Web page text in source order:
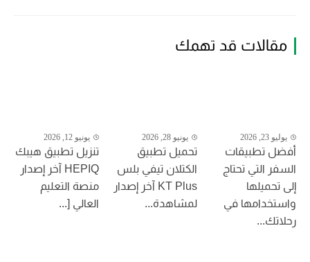
مقالات قد تهمك
يوليو 23, 2026
أفضل تطبيقات
السفر التي تحتاج
إلى تحميلها
واستخدامها في
رحلاتك...
يونيو 28, 2026
تحميل تطبيق
الكتلان تيفي بلس
KT Plus آخر إصدار
لمشاهدة...
يونيو 12, 2026
تنزيل تطبيق هيبك
HEPIQ آخر إصدار
منصة التعليم
العالي [...